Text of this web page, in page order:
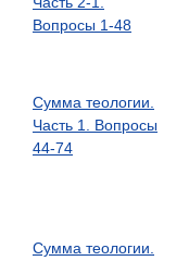
Вопросы 1-48
Сумма теологии.
Часть 1. Вопросы
44-74
Сумма теологии.